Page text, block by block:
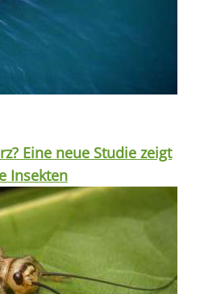
Eine neue Studie zeigt
Insekten